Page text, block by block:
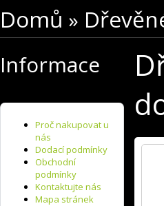
Domů »
Informace
Proč nakupovat u
nás
Dodací podmínky
Obchodní
podmínky
Kontaktujte nás
Mapa stránek